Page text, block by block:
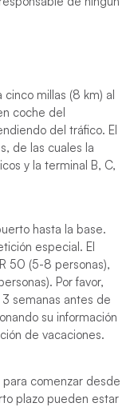
millas (8 km) al
coche del
del tráfico. El
de las cuales la
y la terminal B, C,
hasta la base.
especial. El
50 (5-8 personas),
Por favor,
semanas antes de
su información
de vacaciones.
comenzar desde
plazo pueden estar